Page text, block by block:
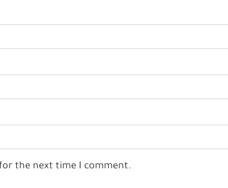
the next time I comment.